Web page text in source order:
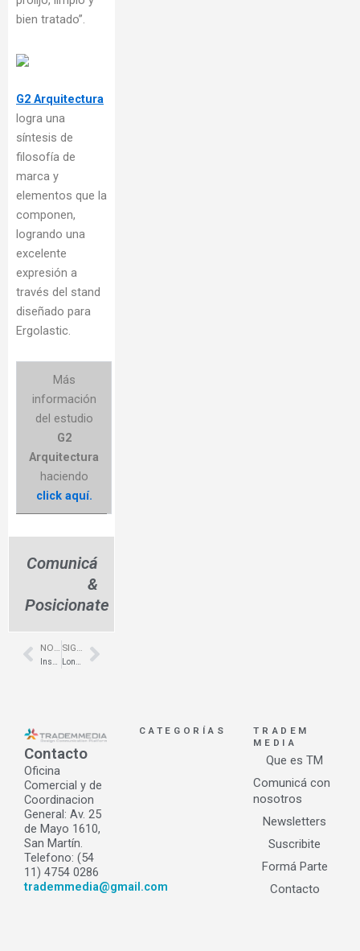
bien tratado”.
G2 Arquitectura
logra una
síntesis de
filosofía de
marca y
elementos que la
componen,
logrando una
excelente
expresión a
través del stand
diseñado para
Ergolastic.
Más
información
del estudio
G2
Arquitectura
haciendo
click aquí.
Comunicá
&
Posicionate
Prev Next
Contacto
Oficina
Comercial y de
Coordinacion
General: Av. 25
de Mayo 1610,
San Martín.
Telefono: (54
11) 4754 0286
trademmedia@gmail.com
CATEGORÍAS
TRADEM
MEDIA
Que es TM
Comunicá con
nosotros
Newsletters
Suscribite
Formá Parte
Contacto